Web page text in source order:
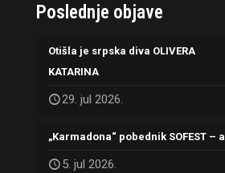
Poslednje objave
Otišla je srpska diva OLIVERA
KATARINA
29. jul 2026.
„Karmadona“ pobednik SOFEST – a
5. jul 2026.